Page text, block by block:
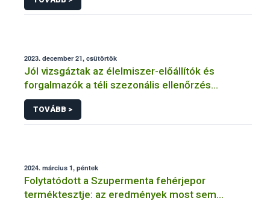
2023. december 21, csütörtök
Jól vizsgáztak az élelmiszer-előállítók és
forgalmazók a téli szezonális ellenőrzés
félidejében
TOVÁBB >
2024. március 1, péntek
Folytatódott a Szupermenta fehérjepor
terméktesztje: az eredmények most sem